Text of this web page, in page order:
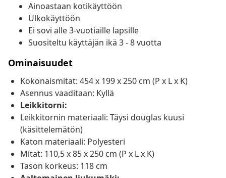
Ainoastaan kotikäyttöön
Ulkokäyttöön
Ei sovi alle 3-vuotiaille lapsille
Suositeltu käyttäjän ikä 3 - 8 vuotta
Ominaisuudet
Kokonaismitat: 454 x 199 x 250 cm (P x L x K)
Asennus vaaditaan: Kyllä
Leikkitorni:
Leikkitornin materiaali: Täysi douglas kuusi
(käsittelemätön)
Katon materiaali: Polyesteri
Mitat: 110,5 x 85 x 250 cm (P x L x K)
Tason korkeus: 118 cm